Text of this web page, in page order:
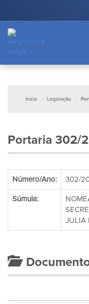
Início Legislação
Portaria 302/
Número/Ano: 302/
Súmula:
JULIA